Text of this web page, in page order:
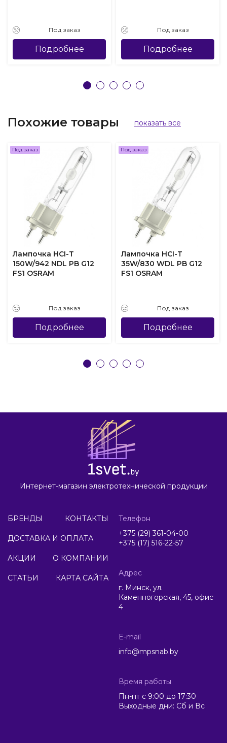
Под заказ
Подробнее
Под заказ
Подробнее
Похожие товары показать все
Под заказ
Лампочка HCI-T
150W/942 NDL PB G12
FS1 OSRAM
Под заказ
Подробнее
Под заказ
Лампочка HCI-T
35W/830 WDL PB G12
FS1 OSRAM
Под заказ
Подробнее
Интернет-магазин электротехнической продукции
БРЕНДЫ КОНТАКТЫ
ДОСТАВКА И ОПЛАТА
АКЦИИ О КОМПАНИИ
СТАТЬИ КАРТА САЙТА
Телефон
+375 (29) 361-04-00
+375 (17) 516-22-57
Адрес
г. Минск, ул.
Каменногорская, 45, офис
4
E-mail
info@mpsnab.by
Время работы
Пн-пт с 9:00 до 17:30
Выходные дни: Сб и Вс